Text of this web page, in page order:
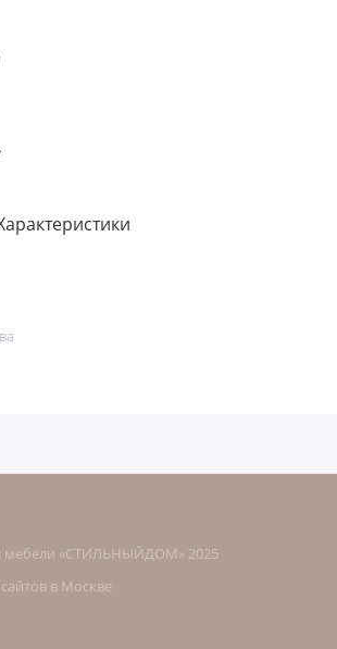
мебели «СТИЛЬНЫЙДОМ» 2025
в Москве